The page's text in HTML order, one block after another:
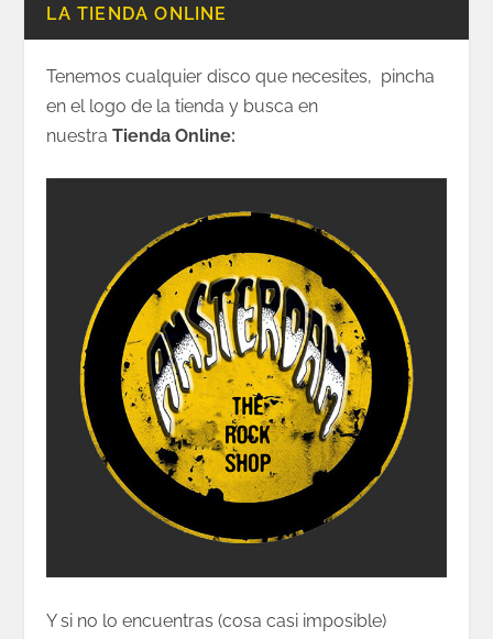
LA TIENDA ONLINE
Tenemos cualquier disco que necesites, pincha
en el logo de la tienda y busca en
nuestraTienda Online:
Y si no lo encuentras (cosa casi imposible)